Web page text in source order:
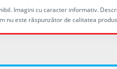
Imagini cu caracter informativ.
nu este răspunzător de calitatea